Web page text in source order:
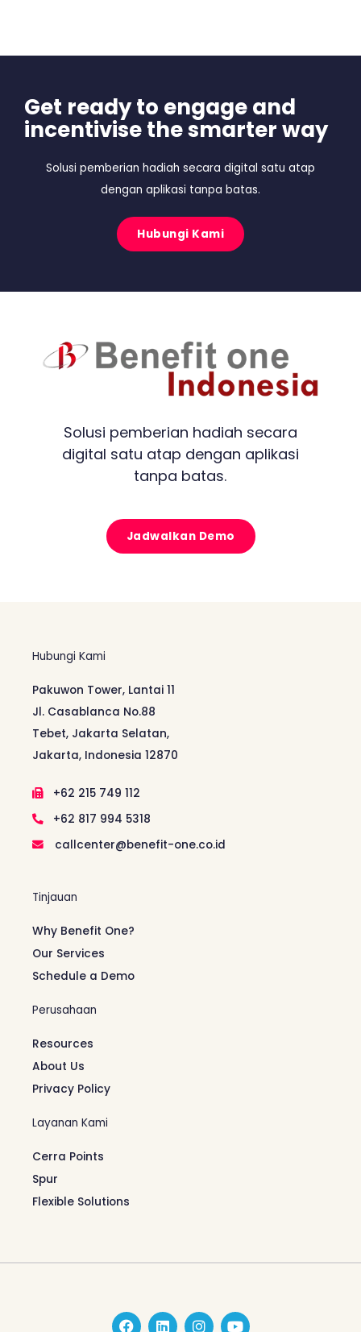
Get ready to engage and
incentivise the smarter way
Solusi pemberian hadiah secara digital satu atap
dengan aplikasi tanpa batas.
Hubungi Kami
Solusi pemberian hadiah secara
digital satu atap dengan aplikasi
tanpa batas.
Jadwalkan Demo
Hubungi Kami
Pakuwon Tower, Lantai 11
Jl. Casablanca No.88
Tebet, Jakarta Selatan,
Jakarta, Indonesia 12870
+62 215 749 112
+62 817 994 5318
callcenter@benefit-one.co.id
Tinjauan
Why Benefit One?
Our Services
Schedule a Demo
Perusahaan
Resources
About Us
Privacy Policy
Layanan Kami
Cerra Points
Spur
Flexible Solutions
F L I Y